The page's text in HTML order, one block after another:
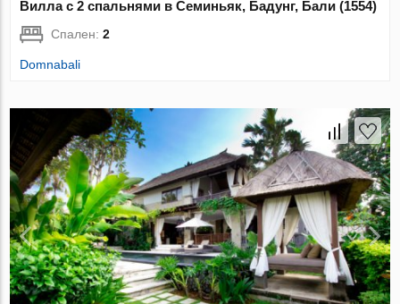
Вилла с 2 спальнями в Семиньяк, Бадунг, Бали (1554)
Спален:2
Domnabali